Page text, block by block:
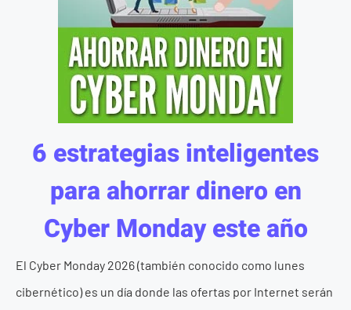
6 estrategias inteligentes
para ahorrar dinero en
Cyber Monday este año
El Cyber Monday 2026 (también conocido como lunes
cibernético) es un día donde las ofertas por Internet serán